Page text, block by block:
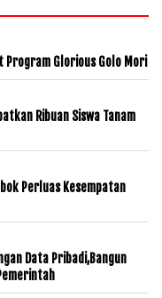
Program Glorious Golo Mori
Ribuan Siswa Tanam
Perluas Kesempatan
Data Pribadi,Bangun